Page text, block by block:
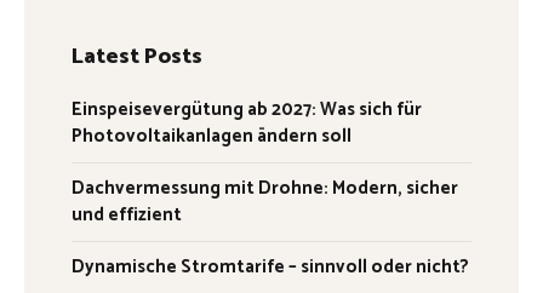
Latest Posts
Einspeisevergütung ab 2027: Was sich für
Photovoltaikanlagen ändern soll
Dachvermessung mit Drohne: Modern, sicher
und effizient
Dynamische Stromtarife – sinnvoll oder nicht?